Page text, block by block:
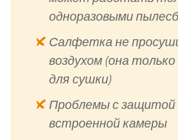
одноразовыми
Салфетка не
воздухом (она
для сушки)
Проблемы с защитой
встроенной камеры